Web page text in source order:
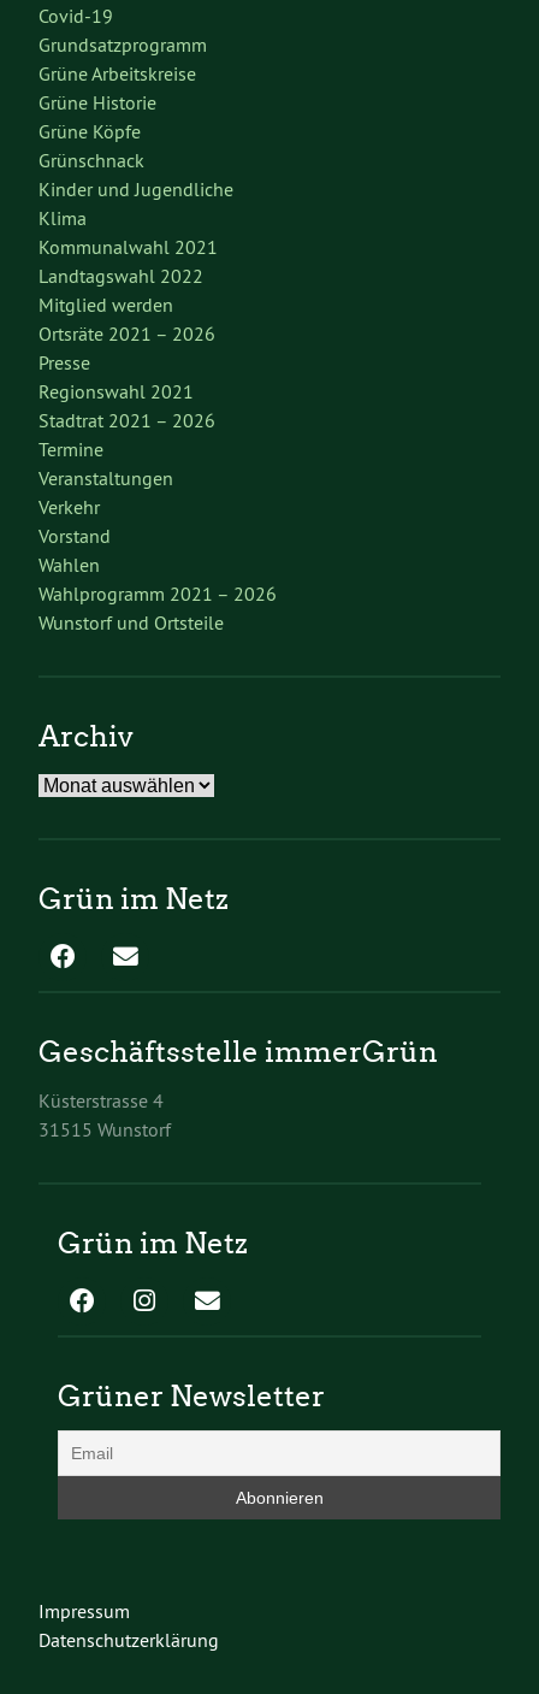
Covid-19
Grundsatzprogramm
Grüne Arbeitskreise
Grüne Historie
Grüne Köpfe
Grünschnack
Kinder und Jugendliche
Klima
Kommunalwahl 2021
Landtagswahl 2022
Mitglied werden
Ortsräte 2021 – 2026
Presse
Regionswahl 2021
Stadtrat 2021 – 2026
Termine
Veranstaltungen
Verkehr
Vorstand
Wahlen
Wahlprogramm 2021 – 2026
Wunstorf und Ortsteile
Archiv
Archiv
Grün im Netz
Geschäftsstelle immerGrün
Küsterstrasse 4
31515 Wunstorf
Grün im Netz
Grüner Newsletter
Impressum
Datenschutzerklärung